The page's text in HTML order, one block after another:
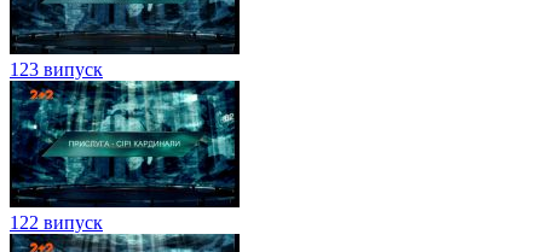
123 випуск
122 випуск